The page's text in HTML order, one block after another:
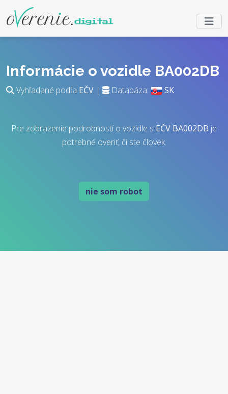
Informácie o vozidle BA002DB
Vyhľadané podľa EČV | Databáza: SK
Pre zobrazenie podrobností o vozidle s EČV BA002DB je
potrebné overiť, či ste človek.
nie som robot